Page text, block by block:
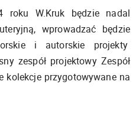
roku W.Kruk będzie nadal
wprowadzać będzie
i autorskie projekty
zespół projektowy Zespół
kolekcje przygotowywane na